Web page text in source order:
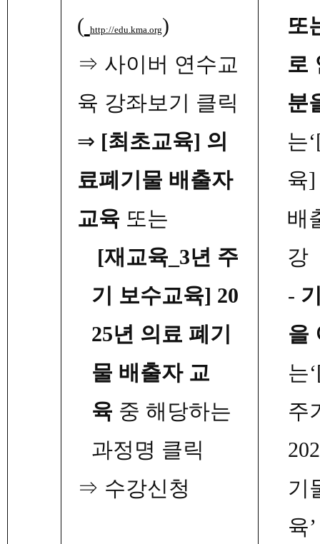
( http://edu.kma.org)
⇒ 사이버 연수교
육 강좌보기 클릭
⇒ [최초교육] 의
료폐기물 배출자
교육 또는
[재교육 _3년 주
기 보수교육] 20
25년 의료 폐기
물 배출자 교
육 중 해당하는
과정명 클릭
⇒ 수강신청
또
로
분
는
육
배
강
-
을
는
주
기
육